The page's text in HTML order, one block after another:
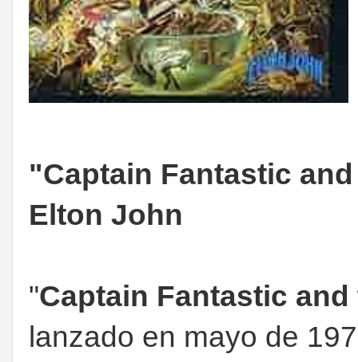
"Captain Fantastic
Elton John
"Captain Fantastic
lanzado en mayo de